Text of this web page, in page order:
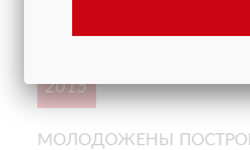
2015
МОЛОДОЖЕНЫ